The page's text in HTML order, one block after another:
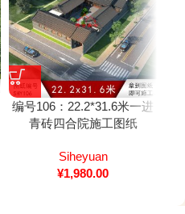
编号106：22.2*31.6米一进
青砖四合院施工图纸
Siheyuan
¥1,980.00